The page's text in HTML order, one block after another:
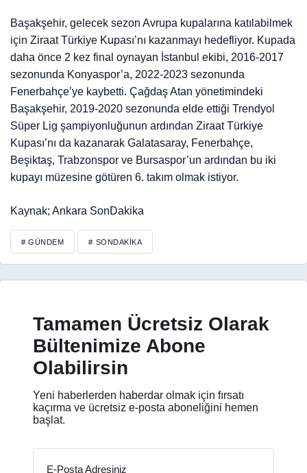
Başakşehir, gelecek sezon Avrupa kupalarına katılabilmek
için Ziraat Türkiye Kupası’nı kazanmayı hedefliyor. Kupada
daha önce 2 kez final oynayan İstanbul ekibi, 2016-2017
sezonunda Konyaspor’a, 2022-2023 sezonunda
Fenerbahçe’ye kaybetti. Çağdaş Atan yönetimindeki
Başakşehir, 2019-2020 sezonunda elde ettiği Trendyol
Süper Lig şampiyonluğunun ardından Ziraat Türkiye
Kupası’nı da kazanarak Galatasaray, Fenerbahçe,
Beşiktaş, Trabzonspor ve Bursaspor’un ardından bu iki
kupayı müzesine götüren 6. takım olmak istiyor.
Kaynak; Ankara SonDakika
# GÜNDEM # SONDAKIKA
Tamamen Ücretsiz Olarak
Bültenimize Abone
Olabilirsin
Yeni haberlerden haberdar olmak için fırsatı
kaçırma ve ücretsiz e-posta aboneliğini hemen
başlat.
E-Posta Adresiniz